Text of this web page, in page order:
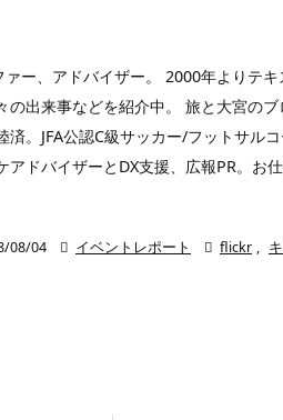
ー、アドバイザー。 2000年よりテ
出来事などを紹介中。 旅と大宮の
。JFA公認C級サッカー/フットサル
ドバイザーとDX支援、広報PR。お
08/04  イベントレポート  flickr ,